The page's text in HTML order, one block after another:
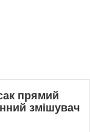
прямий
змішувач